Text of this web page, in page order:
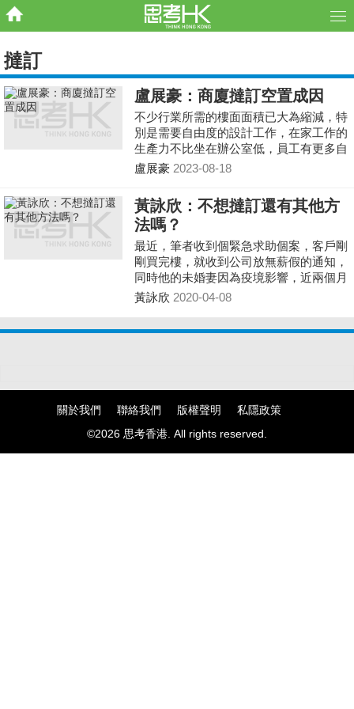
撻訂
盧展豪：商廈撻訂空置成因
不少行業所需的樓面面積已大為縮減，特
別是需要自由度的設計工作，在家工作的
生產力不比坐在辦公室低，員工有更多自
由之外，亦可省卻上班的交通費。而公司
以降低。工作模式已不知不覺產生變化，
對商廈市場造成影響。
盧展豪 2023-08-18
黃詠欣：不想撻訂還有其他方
法嗎？
最近，筆者收到個緊急求助個案，客戶剛
剛買完樓，就收到公司放無薪假的通知，
同時他的未婚妻因為疫境影響，近兩個月
都沒有佣金收入，更要每月放幾日無薪
黃詠欣 2020-04-08
關於我們 聯絡我們 版權聲明
私隱政策
©2026 思考香港. All rights reserved.